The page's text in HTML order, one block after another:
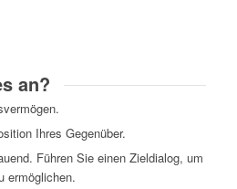
an?
Ihres Gegenüber.
Führen Sie einen Zieldialog, um
ermöglichen.